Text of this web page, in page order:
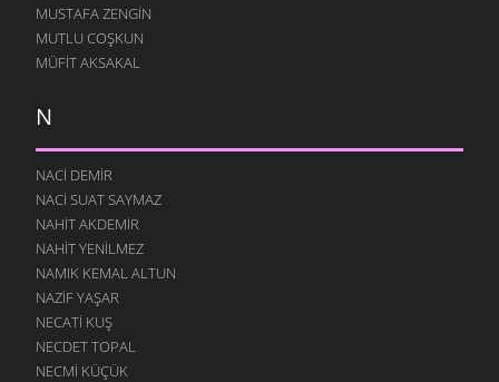
MUSTAFA ZENGIN
MUTLU COŞKUN
MÜFIT AKSAKAL
N
NACI DEMIR
NACI SUAT SAYMAZ
NAHIT AKDEMIR
NAHIT YENILMEZ
NAMIK KEMAL ALTUN
NAZIF YAŞAR
NECATI KUŞ
NECDET TOPAL
NECMI KÜÇÜK